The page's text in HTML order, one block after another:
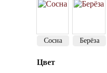
Сосна Берёза
Цвет